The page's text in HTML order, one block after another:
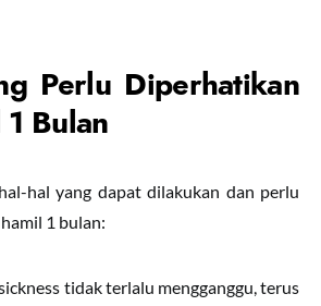
Perlu Diperhatikan
Bulan
hal yang dapat dilakukan dan perlu
1 bulan:
tidak terlalu mengganggu, terus